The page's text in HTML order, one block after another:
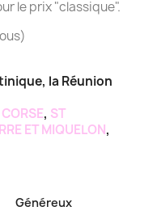
le prix "classique".
la Réunion
CORSE, ST
ET MIQUELON,
Généreux